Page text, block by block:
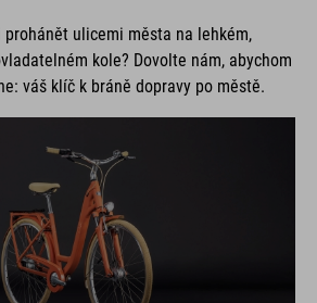
prohánět ulicemi města na lehkém,
kole? Dovolte nám, abychom
váš klíč k bráně dopravy po městě.